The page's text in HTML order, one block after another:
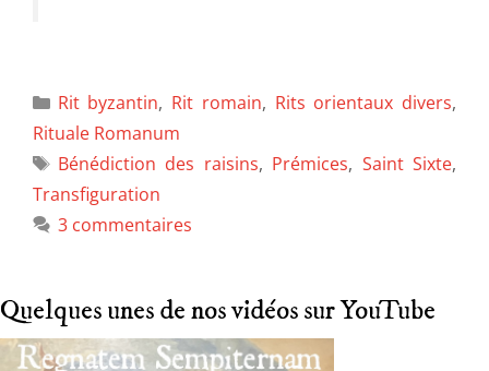
Rit byzantin, Rit romain, Rits orientaux divers,
Rituale Romanum
Bénédiction des raisins, Prémices, Saint Sixte,
Transfiguration
3 commentaires
Quelques unes de nos vidéos sur YouTube